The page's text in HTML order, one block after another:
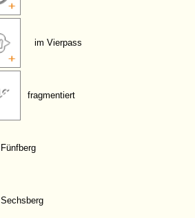
im Vierpass
fragmentiert
Fünfberg
Sechsberg